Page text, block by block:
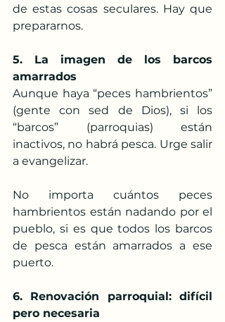
de estas cosas seculares. Hay que
prepararnos.
5. La imagen de los barcos
amarrados
Aunque haya “peces hambrientos”
(gente con sed de Dios), si los
“barcos” (parroquias) están
inactivos, no habrá pesca. Urge salir
a evangelizar.
No importa cuántos peces
hambrientos están nadando por el
pueblo, si es que todos los barcos
de pesca están amarrados a ese
puerto.
6. Renovación parroquial: difícil
pero necesaria